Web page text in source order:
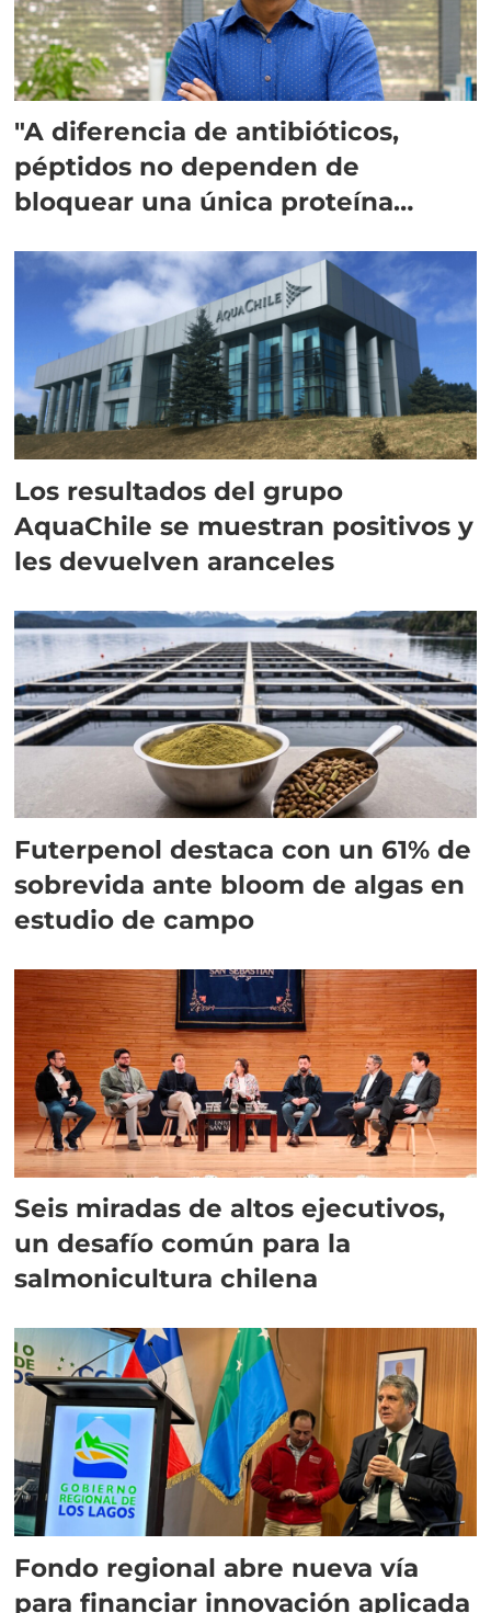
"A diferencia de antibióticos,
péptidos no dependen de
bloquear una única proteína
Los resultados del grupo
AquaChile se muestran positivos y
les devuelven aranceles
Futerpenol destaca con un 61% de
sobrevida ante bloom de algas en
estudio de campo
Seis miradas de altos ejecutivos,
un desafío común para la
salmonicultura chilena
Fondo regional abre nueva vía
para financiar innovación aplicada